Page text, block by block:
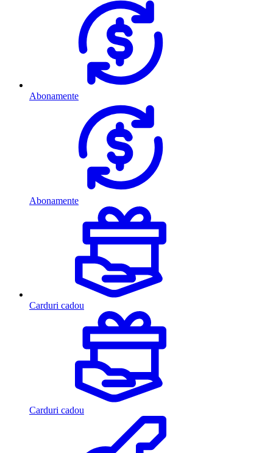
Abonamente
Abonamente
Carduri cadou
Carduri cadou